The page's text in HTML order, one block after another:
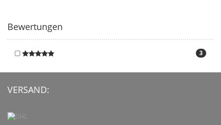
Bewertungen
3
VERSAND: